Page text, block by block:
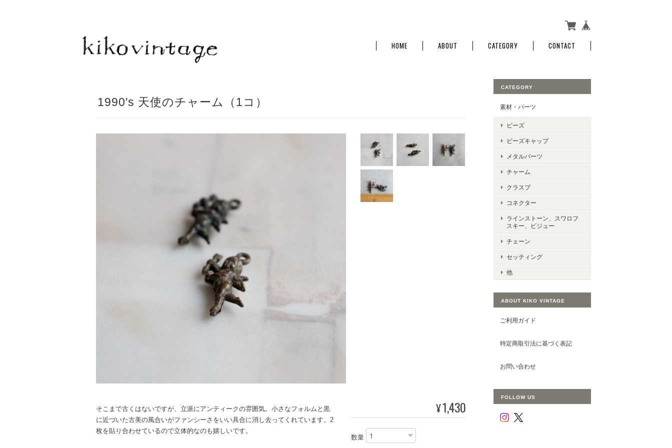
HOME ABOUT CATEGORY CONTACT
1990's 天使のチャーム（1コ）
そこまで古くはないですが、立派にアンティークの雰囲気。小さなフォルムと黒
に近づいた古美の風合いがファンシーさをいい具合に消し去ってくれています。2
枚を貼り合わせているので立体的なのも嬉しいです。
¥1,430
数量
CATEGORY
素材・パーツ
ビーズ
ビーズキャップ
メタルパーツ
チャーム
クラスプ
コネクター
ラインストーン、スワロフ
スキー、ビジュー
チェーン
セッティング
他
ABOUT KIKO VINTAGE
ご利用ガイド
特定商取引法に基づく表記
お問い合わせ
FOLLOW US